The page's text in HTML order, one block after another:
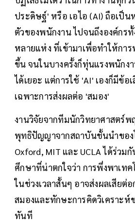
ประดิษฐ์' หรือ เอไอ (AI) ถือเป็
ตัวของพนักงาน ไปจนถึงองค์กร
หลายแห่ง ที่เข้ามาเพื่อทำให้การ
ขึ้น จนในบางครั้งก็ทุ่นแรงพนักง
ได้เยอะ แต่การใช้ 'AI' เองก็มีข้อ
เฉพาะการส่งผลต่อ 'สมอง'
งานวิจัยจากทีมนักวิทยาศาสตร์พ
พุทธิปัญญาจากสถาบันชั้นนำของ
Oxford, MIT และ UCLA ได้ร่วม
ศึกษาที่น่าตกใจว่า การพึ่งพาเทค
ในช่วงเวลาสั้นๆ อาจส่งผลเสียต่
สมองและทักษะการคิดวิเคราะห์
ทันที